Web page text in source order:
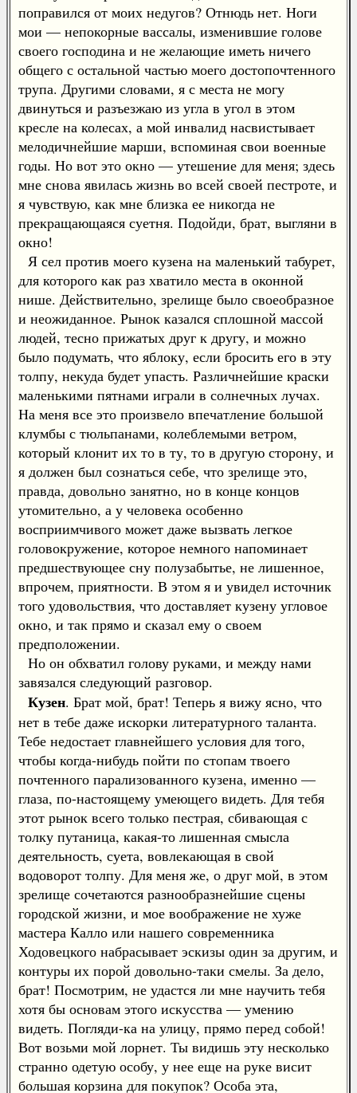
поправился от моих недугов? Отнюдь нет. Ноги
мои — непокорные вассалы, изменившие голове
своего господина и не желающие иметь ничего
общего с остальной частью моего достопочтенного
трупа. Другими словами, я с места не могу
двинуться и разъезжаю из угла в угол в этом
кресле на колесах, а мой инвалид насвистывает
мелодичнейшие марши, вспоминая свои военные
годы. Но вот это окно — утешение для меня; здесь
мне снова явилась жизнь во всей своей пестроте, и
я чувствую, как мне близка ее никогда не
прекращающаяся суетня. Подойди, брат, выгляни в
окно!
Я сел против моего кузена на маленький табурет,
для которого как раз хватило места в оконной
нише. Действительно, зрелище было своеобразное
и неожиданное. Рынок казался сплошной массой
людей, тесно прижатых друг к другу, и можно
было подумать, что яблоку, если бросить его в эту
толпу, некуда будет упасть. Различнейшие краски
маленькими пятнами играли в солнечных лучах.
На меня все это произвело впечатление большой
клумбы с тюльпанами, колеблемыми ветром,
который клонит их то в ту, то в другую сторону, и
я должен был сознаться себе, что зрелище это,
правда, довольно занятно, но в конце концов
утомительно, а у человека особенно
восприимчивого может даже вызвать легкое
головокружение, которое немного напоминает
предшествующее сну полузабытье, не лишенное,
впрочем, приятности. В этом я и увидел источник
того удовольствия, что доставляет кузену угловое
окно, и так прямо и сказал ему о своем
предположении.
Но он обхватил голову руками, и между нами
завязался следующий разговор.
Кузен. Брат мой, брат! Теперь я вижу ясно, что
нет в тебе даже искорки литературного таланта.
Тебе недостает главнейшего условия для того,
чтобы когда-нибудь пойти по стопам твоего
почтенного парализованного кузена, именно —
глаза, по-настоящему умеющего видеть. Для тебя
этот рынок всего только пестрая, сбивающая с
толку путаница, какая-то лишенная смысла
деятельность, суета, вовлекающая в свой
водоворот толпу. Для меня же, о друг мой, в этом
зрелище сочетаются разнообразнейшие сцены
городской жизни, и мое воображение не хуже
мастера Калло или нашего современника
Ходовецкого набрасывает эскизы один за другим, и
контуры их порой довольно-таки смелы. За дело,
брат! Посмотрим, не удастся ли мне научить тебя
хотя бы основам этого искусства — умению
видеть. Погляди-ка на улицу, прямо перед собой!
Вот возьми мой лорнет. Ты видишь эту несколько
странно одетую особу, у нее еще на руке висит
большая корзина для покупок? Особа эта,